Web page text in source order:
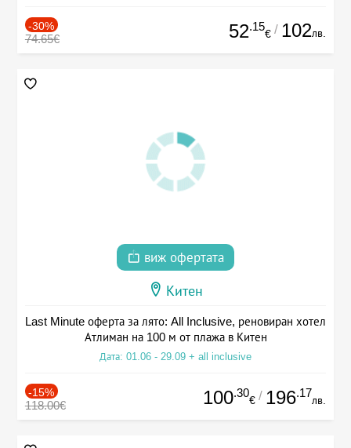
-30%
74.65€ 52.15
€ / 102лв.
виж офертата
Китен
Last Minute оферта за лято: All Inclusive, реновиран хотел
Атлиман на 100 м от плажа в Китен
Дата: 01.06 - 29.09 + all inclusive
-15%
118.00€ 100.30
€ / 196.17
лв.